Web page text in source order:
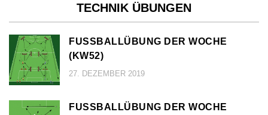
TECHNIK ÜBUNGEN
FUSSBALLÜBUNG DER WOCHE (
KW52)
27. DEZEMBER 2019
FUSSBALLÜBUNG DER WOCHE (